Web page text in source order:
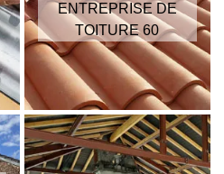
ENTREPRISE DE
TOITURE 60